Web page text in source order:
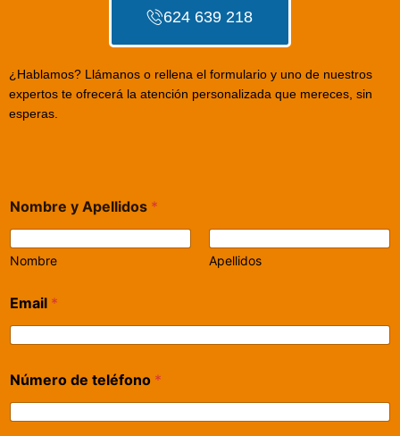
624 639 218
¿Hablamos? Llámanos o rellena el formulario y uno de nuestros
expertos te ofrecerá la atención personalizada que mereces, sin
esperas.
Nombre y Apellidos *
Nombre Apellidos
Email *
Número de teléfono *